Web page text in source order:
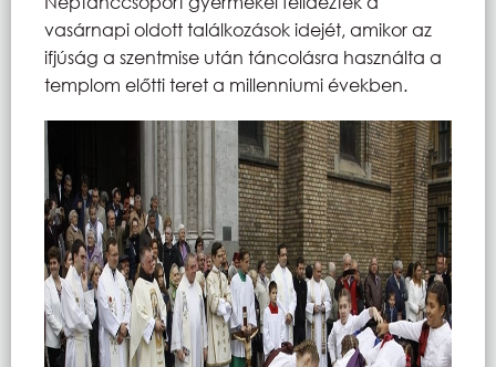
vasárnapi oldott találkozások idejét, amikor az
ifjúság a szentmise után táncolásra használta a
templom előtti teret a millenniumi években.